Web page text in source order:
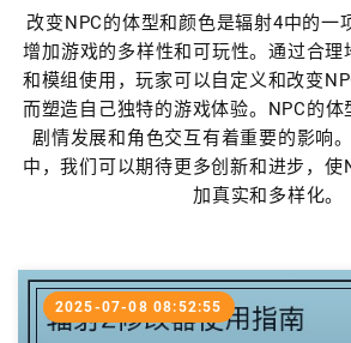
改变NPC的体型和颜色是辐射4中的一
增加游戏的多样性和可玩性。通过合理
和模组使用，玩家可以自定义和改变
而塑造自己独特的游戏体验。NPC的体
剧情发展和角色交互有着重要的影响
中，我们可以期待更多创新和进步，使
加真实和多样化。
2025-07-08 08:52:55